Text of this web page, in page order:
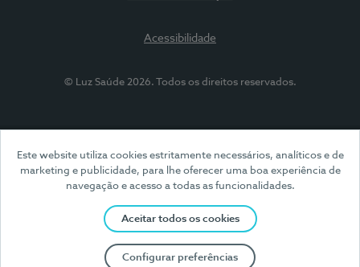
Este website utiliza cookies estritamente necessários, analíticos e de
marketing e publicidade, para lhe oferecer uma boa experiência de
navegação e acesso a todas as funcionalidades.
Aceitar todos os cookies
Configurar preferências
Acessibilidade
© Luz Saúde 2026. Todos os direitos reservados.